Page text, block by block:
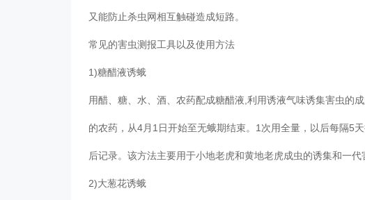
又能防止杀虫网相互触碰造成短路。
常见的害虫测报工具以及使用方法
1)糖醋液诱蛾
用醋、糖、水、酒、农药配成糖醋液,利用诱液气味诱集害虫的
的农药，从4月1日开始至无蛾期结束。1次用全量，以后每隔
后记录。该方法主要用于小地老虎和黄地老虎成虫的诱集和一代
2)大葱花诱蛾